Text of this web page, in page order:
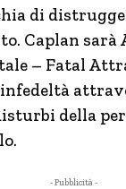
di
Caplan sarà
– Fatal
della
- Pubblicità -